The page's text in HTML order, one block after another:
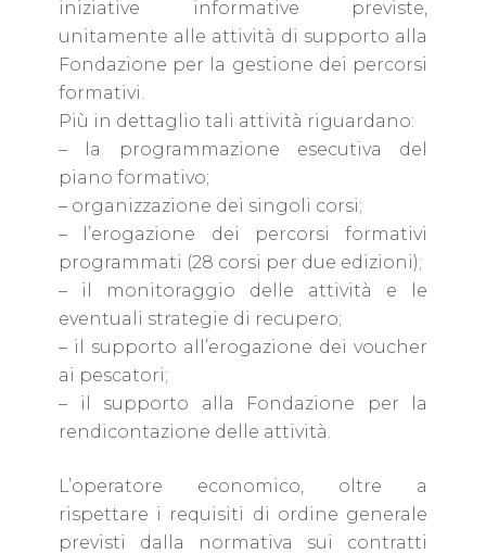
iniziative informative previste,
unitamente alle attività di supporto alla
Fondazione per la gestione dei percorsi
formativi.
Più in dettaglio tali attività riguardano:
– la programmazione esecutiva del
piano formativo;
– organizzazione dei singoli corsi;
– l’erogazione dei percorsi formativi
programmati (28 corsi per due edizioni);
– il monitoraggio delle attività e le
eventuali strategie di recupero;
– il supporto all’erogazione dei voucher
ai pescatori;
– il supporto alla Fondazione per la
rendicontazione delle attività.
L’operatore economico, oltre a
rispettare i requisiti di ordine generale
previsti dalla normativa sui contratti